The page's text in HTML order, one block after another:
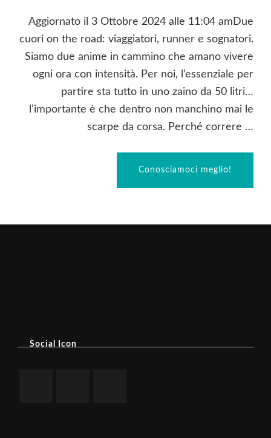
Aggiornato il 3 Ottobre 2024 alle 11:04 amDue
cuori on the road: viaggiatori, runner e sognatori.
Siamo due anime in cammino che amano vivere
ogni ora con intensità. Per noi, l’essenziale per
partire sta tutto in uno zaino da 50 litri…
l’importante è che dentro non manchino mai le
scarpe da corsa. Perché correre …
Conosciamoci meglio!
Social Icon